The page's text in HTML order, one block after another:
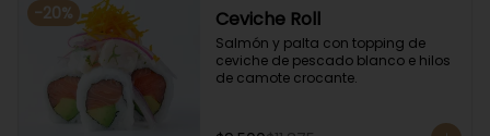
-20% Ceviche Roll
Salmón y palta con topping de
ceviche de pescado blanco e hilos
de camote crocante.